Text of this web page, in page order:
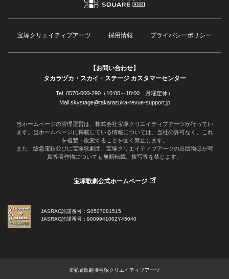
宝塚クリエイティブアーツ 採用情報 プライバシーポリシー
【お問い合わせ】
タカラヅカ・スカイ・ステージ カスタマーセンター
Tel. 0570-000-290（10:00～18:00 月曜定休）
Mail skystage@takarazuka-revue-support.jp
当ホームページの管理運営は、株式会社宝塚クリエイティブアーツが行ってい
ます。当ホームページに掲載している情報については、当社の許可なく、これ
を複製・改変することを固く禁止します。
また、阪急電鉄並びに宝塚歌劇団、宝塚クリエイティブアーツの出版物ほか写
真等著作物についても無断転載、複写等を禁じます。
宝塚歌劇公式ホームページ
JASRAC許諾番号：S0507081515
JASRAC許諾番号：9009941002Y45040
©宝塚歌劇 ©宝塚クリエイティブアーツ